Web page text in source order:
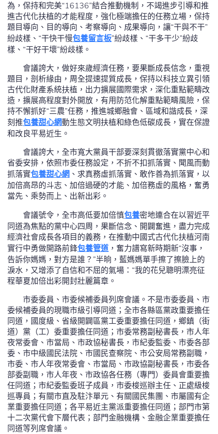
為，保持和完美“16136”結合推動機制，不竭進步引導和推
進古代化扶植的才能程度，強化極端擔任的任務立場，保持
題目導向、目的導向、考察導向、成果導向，讓“干與不干”
紛歧樣、“干快干慢包養留言板”紛歧樣、“干多干少”紛歧
樣、“干好干壞”紛歧樣。
會議誇大，做好來歲經濟任務，要果斷成長信念，重視
題目，剖析緣由，周全提速提質成長，保持以科技立異引領
古代化財產系統扶植，出力擴展國際需求，深化重點範疇改
造，擴展高程度對外開放，有用防范化解重點範疇風險，保
持不懈抓好“三農”任務，推進城鄉融會、區域和諧成長，深
刻推包養甜心網動生態文明扶植和綠色低碳成長，實在保證
和改良平易近生。
會議誇大，全市寬大黨員干部要深刻貫徹落實黨中心和
省委安排，依照市委任務設定，不折不扣抓落實、聞風而動
抓落實包養甜心網 、求真務虛抓落實、敢作善為抓落實，以
加倍高昂的斗志、加倍過硬的才能、加倍務虛的風格，奮勇
當先、乘勢而上、出新出彩。
會議號令，全市高低要加倍慎包養密地連合在以習近平
同道為焦點的黨中心四周，果斷信念、開闢奮進，盡力完成
經濟社會成長各項目的義務，在推動中國式古代化扶植河南
實行中勇做開路前鋒包養管道 ，奮力譜寫新時期新“沒事，
告訴你媽媽，對方是誰？”半晌，藍媽媽單手擦了擦臉上的
淚水，又增添了自信和不屈的氣場：“我的花兒聰明漂亮征
程華夏加倍出彩開封壯麗篇章。
市委委員、市委候補委員列席會議。不是市委委員、市
委候補委員的現職市級引導同道；全市各縣區黨政重要擔任
同道，國度級、省級開闢區黨工委重要擔任同道，鄉鎮（街
道）黨（工）委重要擔任同道；市委常務副秘書長，市人年
夜常委會、市當局、市政協秘書長，市紀委監委、市委各部
委、市中級國民法院、市國民查察院、市公安局常務副職，
市委、市人年夜常委會、市當局、市政協副秘書長，市委各
部委副職，市人年夜、市政協各任務（專門）委員會重要擔
任同道；市紀委監委班子成員，市委梭巡辦主任、正處級梭
巡專員；有關市直及駐汴單元、有關國民集團、市屬國有企
業重要擔任同道；各平易近主黨派重要擔任同道；部門市第
十二次黨代會下層代表；部門金融機構、金融企業重要擔任
同道等列席會議。